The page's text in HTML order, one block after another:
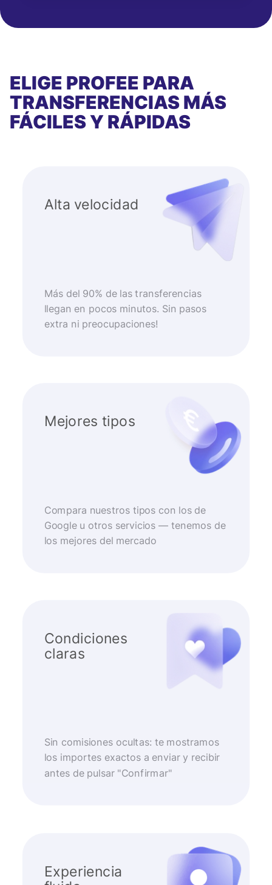
ELIGE PROFEE PARA
TRANSFERENCIAS MÁS
FÁCILES Y RÁPIDAS
Alta velocidad
Más del 90% de las transferencias
llegan en pocos minutos. Sin pasos
extra ni preocupaciones!
Mejores tipos
Compara nuestros tipos con los de
Google u otros servicios — tenemos de
los mejores del mercado
Condiciones
claras
Sin comisiones ocultas: te mostramos
los importes exactos a enviar y recibir
antes de pulsar "Confirmar"
Experiencia